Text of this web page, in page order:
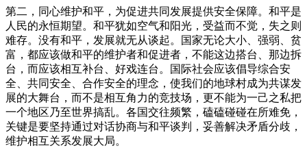
第二，同心维护和平，为促进共同发展提供安全保障。和平是
人民的永恒期望。和平犹如空气和阳光，受益而不觉，失之则
难存。没有和平，发展就无从谈起。国家无论大小、强弱、贫
富，都应该做和平的维护者和促进者，不能这边搭台、那边拆
台，而应该相互补台、好戏连台。国际社会应该倡导综合安
全、共同安全、合作安全的理念，使我们的地球村成为共谋发
展的大舞台，而不是相互角力的竞技场，更不能为一己之私把
一个地区乃至世界搞乱。各国交往频繁，磕磕碰碰在所难免，
关键是要坚持通过对话协商与和平谈判，妥善解决矛盾分歧，
维护相互关系发展大局。